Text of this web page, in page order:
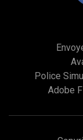
Police
Adobe